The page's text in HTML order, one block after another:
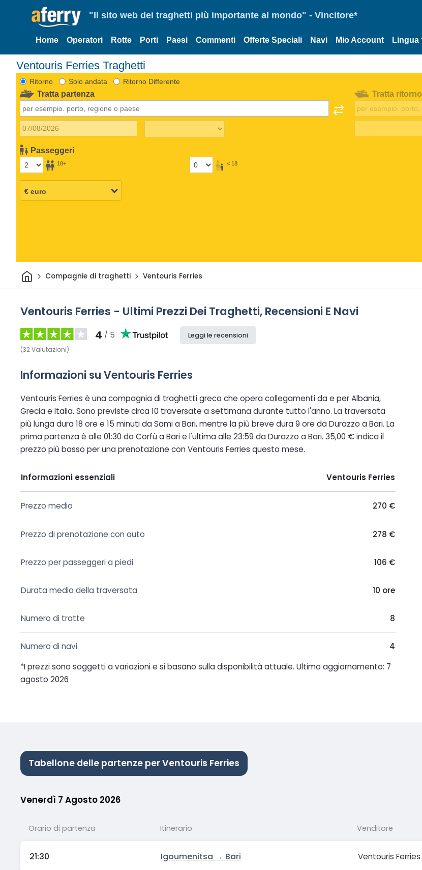
"Il sito web dei traghetti più importante al mondo" - Vincitore*
Home Operatori Rotte Porti Paesi Commenti Offerte Speciali Navi Mio Account Lingua
Ventouris Ferries Traghetti
Ritorno Solo andata Ritorno Differente
Tratta partenza
Passeggeri
18+ < 18
Tratta ritorno
CasaCompagnie di traghetti Ventouris Ferries
Ventouris Ferries - Ultimi Prezzi Dei Traghetti, Recensioni E Navi
4 / 5
(32Valutazioni)
Leggi le recensioni
Informazioni su Ventouris Ferries
Ventouris Ferries è una compagnia di traghetti greca che opera collegamenti da e per Albania,
Grecia e Italia. Sono previste circa 10 traversate a settimana durante tutto l'anno. La traversata
più lunga dura 18 ore e 15 minuti da Sami a Bari, mentre la più breve dura 9 ore da Durazzo a Bari. La
prima partenza è alle 01:30 da Corfù a Bari e l'ultima alle 23:59 da Durazzo a Bari. 35,00 € indica il
prezzo più basso per una prenotazione con Ventouris Ferries questo mese.
Informazioni essenziali Ventouris Ferries
Prezzo medio 270 €
Prezzo di prenotazione con auto 278 €
Prezzo per passeggeri a piedi 106 €
Durata media della traversata 10 ore
Numero di tratte 8
Numero di navi
4
*I prezzi sono soggetti a variazioni e si basano sulla disponibilità attuale. Ultimo aggiornamento: 7
agosto 2026
Tabellone delle partenze per Ventouris Ferries
Venerdì 7 Agosto 2026
Orario di partenza Itinerario Venditore
21:30 Igoumenitsa → Bari Ventouris Ferries